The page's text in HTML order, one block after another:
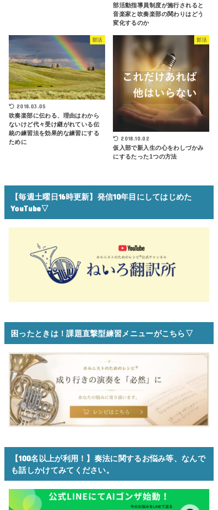
部活動指導員制度が施行されると
音楽家と吹奏楽部の関わりはどう
変化するのか
部活
2018.03.05
吹奏楽部に伝わる、理由はわから
ないけど代々受け継がれている伝
統の練習法を効果的な練習にする
ために
部活
2018.10.02
仮入部で新入生の心をわしづかみ
にするたった1つの方法
【毎週土曜日16時更新】発信10年目にしてはじめた
YouTube▽
困ったときは！課題直撃型練習メニューがこちら▽
【100名以上が利用！】奏法に関するお悩み等、なんで
も話しかけてみてください。